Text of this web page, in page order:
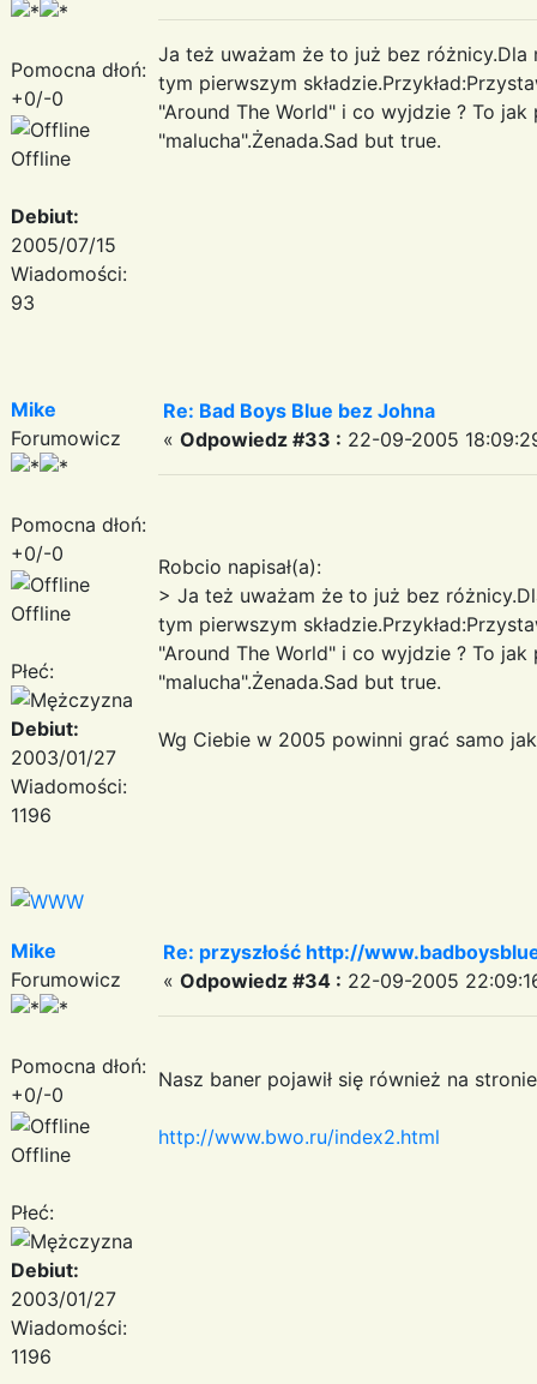
Pomocna dłoń:
+0/-0
Offline
Debiut:
2005/07/15
Wiadomości:
93
Ja też uważam że to już bez
tym pierwszym
"Around The World" i co wyjdzie ? To
"malucha".Żenada.Sad but true.
Mike
Forumowicz
Pomocna dłoń:
+0/-0
Offline
Płeć:
Debiut:
2003/01/27
Wiadomości:
1196
Re: Bad Boys Blue bez Johna
« Odpowiedz #33 : 22-09-2005
Robcio napisał(a):
> Ja też uważam że to już bez
tym pierwszym
"Around The World" i co wyjdzie ? To
"malucha".Żenada.Sad but true.
Wg Ciebie w 2005 powinni grać samo
Mike
Forumowicz
Pomocna dłoń:
+0/-0
Offline
Płeć:
Debiut:
2003/01/27
Wiadomości:
1196
Re: przyszłość http://
« Odpowiedz #34 : 22-09-2005
Nasz baner pojawił się również na
http://www.bwo.ru/index2.html